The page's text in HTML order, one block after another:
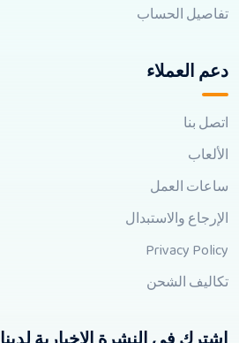
تفاصيل الحساب
دعم العملاء
اتصل بنا
الألعاب
ساعات العمل
الإرجاع والاستبدال
Privacy Policy
تكاليف الشحن